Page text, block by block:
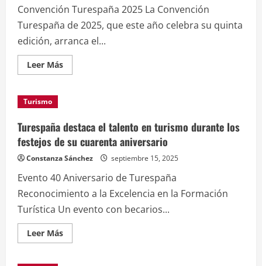
edición
«Spain
en
Convención Turespaña 2025 La Convención
Turespaña de 2025, que este año celebra su quinta
edición, arranca el...
Leer MásLeer
más
Turespaña
inicia
en
Cáceres
con
el
“Experiencias
transforman”
Turismo
Turespaña destaca el talento en turismo durante los
festejos de su cuarenta aniversario
Constanza Sánchez septiembre 15, 2025
Evento 40 Aniversario de Turespaña
Reconocimiento a la Excelencia en la Formación
Turística Un evento con becarios...
Leer MásLeer
más